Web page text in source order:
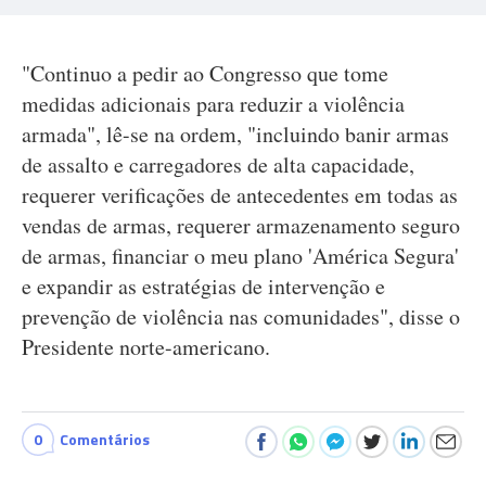
"Continuo a pedir ao Congresso que tome
medidas adicionais para reduzir a violência
armada", lê-se na ordem, "incluindo banir armas
de assalto e carregadores de alta capacidade,
requerer verificações de antecedentes em todas as
vendas de armas, requerer armazenamento seguro
de armas, financiar o meu plano 'América Segura'
e expandir as estratégias de intervenção e
prevenção de violência nas comunidades", disse o
Presidente norte-americano.
0 Comentários